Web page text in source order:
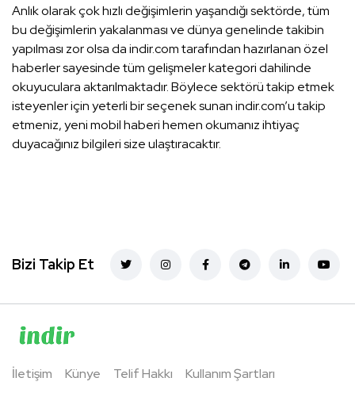
Anlık olarak çok hızlı değişimlerin yaşandığı sektörde, tüm
bu değişimlerin yakalanması ve dünya genelinde takibin
yapılması zor olsa da indir.com tarafından hazırlanan özel
haberler sayesinde tüm gelişmeler kategori dahilinde
okuyuculara aktarılmaktadır. Böylece sektörü takip etmek
isteyenler için yeterli bir seçenek sunan indir.com’u takip
etmeniz, yeni mobil haberi hemen okumanız ihtiyaç
duyacağınız bilgileri size ulaştıracaktır.
Bizi Takip Et
İletişim Künye Telif Hakkı Kullanım Şartları